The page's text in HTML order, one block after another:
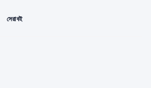
সেরা বই